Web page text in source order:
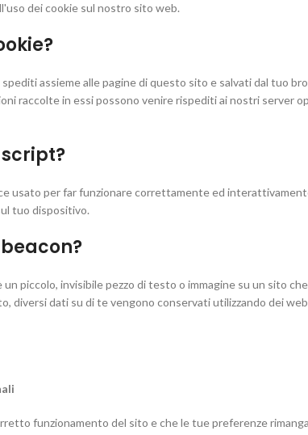
dei cookie sul nostro sito web.
assieme alle pagine di questo sito e salvati dal tuo
raccolte in essi possono venire rispediti ai nostri server
script?
usato per far funzionare correttamente ed
tuo dispositivo.
un piccolo, invisibile pezzo di testo o immagine su un sito
diversi dati su di te vengono conservati utilizzando dei
funzionamento del sito e che le tue preferenze